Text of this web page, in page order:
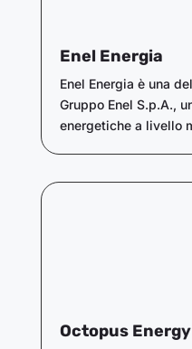
Enel Energia
Enel Energia è una
Gruppo Enel S.p.A.,
energetiche a livello
Octopus Energy